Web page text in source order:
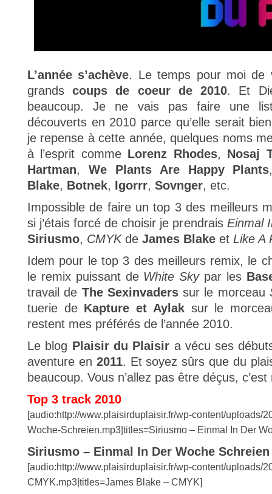
L’année s’achève. Le temps pour moi de
grandscoups de coeur de 2010. Et
beaucoup. Je ne vais pas faire une
découverts en 2010 parce qu’elle serait
je repense à cette année, quelques noms
à l’esprit comme Lorenz Rhodes, Nosaj
Hartman, We Plants Are Happy Plants
Blake, Botnek, Igorrr, Sovnger, etc.
Impossible de faire un top 3 des meilleurs
si j’étais forcé de choisir je prendrais Einmal
Siriusmo, CMYKde James Blake et Like A
Idem pour le top 3 des meilleurs remix, le
le remix puissant de White Skypar les
travail de The Sexinvaderssur le morceau
tuerie de Kapture et Aylaksur le
restent mes préférés de l’année 2010.
Le blog Plaisir du Plaisir a vécu ses
aventure en 2011. Et soyez sûrs que du
beaucoup. Vous n’allez pas être déçus,
Top 3 track 2010
[audio:http://www.plaisirduplaisir.fr/wp-content/uploads/
Woche-Schreien.mp3|titles=Siriusmo – Einmal In Der
Siriusmo – Einmal In Der Woche Schreien
[audio:http://www.plaisirduplaisir.fr/wp-content/uploads/
CMYK.mp3|titles=James Blake – CMYK]